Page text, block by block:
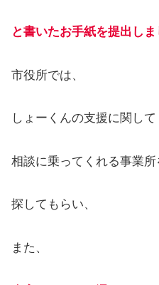
と書いたお手紙を提出しま
市役所では、
しょーくんの支援に関して
相談に乗ってくれる事業所
探してもらい、
また、